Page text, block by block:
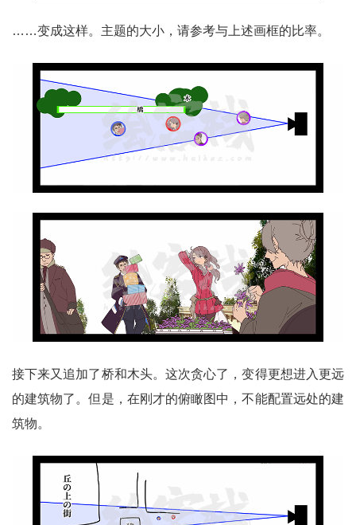
……变成这样。主题的大小，请参考与上述画框的比率。
接下来又追加了桥和木头。这次贪心了，变得更想进入更远
的建筑物了。但是，在刚才的俯瞰图中，不能配置远处的建
筑物。